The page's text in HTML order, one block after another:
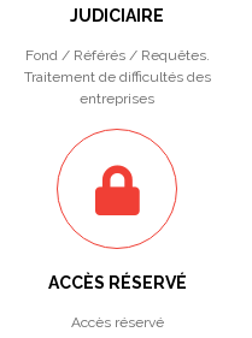
JUDICIAIRE
Fond / Référés / Requêtes.
Traitement de difficultés des
entreprises
ACCÈS RÉSERVÉ
Accès réservé